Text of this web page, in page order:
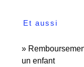
Et aussi
un enfant